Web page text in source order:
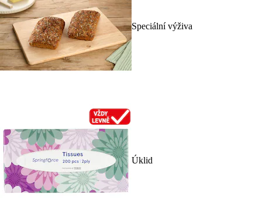
Speciální výživa
Úklid